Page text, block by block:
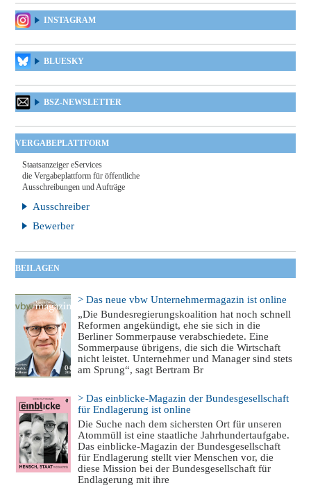
INSTAGRAM
BLUESKY
BSZ-NEWSLETTER
VERGABEPLATTFORM
Staatsanzeiger eServices
die Vergabeplattform für öffentliche
Ausschreibungen und Aufträge
Ausschreiber
Bewerber
BEILAGEN
> Das neue vbw Unternehmermagazin ist online
„Die Bundesregierungskoalition hat noch schnell
Reformen angekündigt, ehe sie sich in die
Berliner Sommerpause verabschiedete. Eine
Sommerpause übrigens, die sich die Wirtschaft
nicht leistet. Unternehmer und Manager sind stets
am Sprung“, sagt Bertram Br
> Das einblicke-Magazin der Bundesgesellschaft
für Endlagerung ist online
Die Suche nach dem sichersten Ort für unseren
Atommüll ist eine staatliche Jahrhundertaufgabe.
Das einblicke-Magazin der Bundesgesellschaft
für Endlagerung stellt vier Menschen vor, die
diese Mission bei der Bundesgesellschaft für
Endlagerung mit ihre